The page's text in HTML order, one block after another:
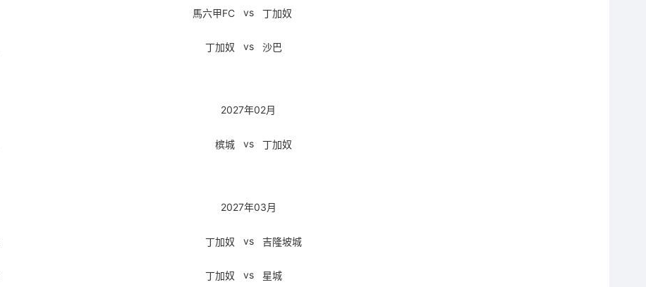
馬六甲FC vs 丁加奴
丁加奴 vs 沙巴
2027年02月
槟城 vs 丁加奴
2027年03月
丁加奴 vs 吉隆坡城
丁加奴 vs 星城